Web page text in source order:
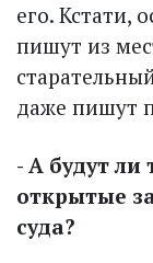
его. Кстати,
пишут из
даже пишут
- А будут ли
открытые
суда?